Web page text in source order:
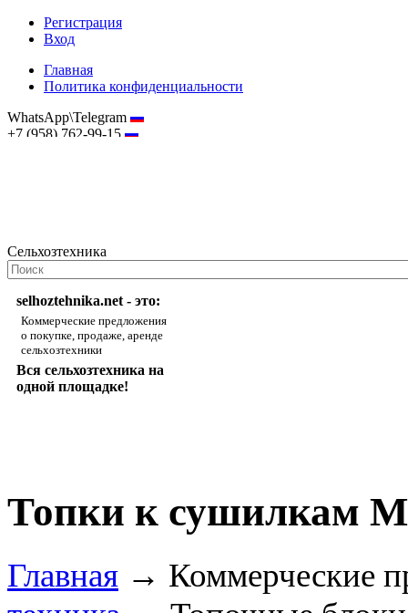
Регистрация
Вход
Главная
Политика конфиденциальности
WhatsApp\Telegram
+7 (958) 762-99-15
Сельхозтехника
selhoztehnika.net - это:
Коммерческие предложения
о покупке, продаже, аренде
сельхозтехники
Вся сельхозтехника на
одной площадке!
Топки к сушилкам
Главная → Коммерческие